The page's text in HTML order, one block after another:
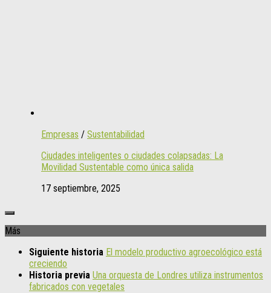
Empresas / Sustentabilidad
Ciudades inteligentes o ciudades colapsadas: La
Movilidad Sustentable como única salida
17 septiembre, 2025
Más
Siguiente historia El modelo productivo agroecológico está
creciendo
Historia previa Una orquesta de Londres utiliza instrumentos
fabricados con vegetales